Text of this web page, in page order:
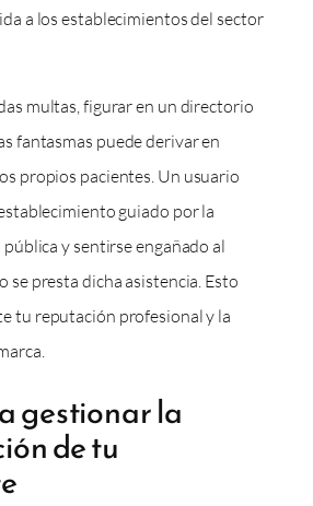
a los establecimientos del sector
multas, figurar en un directorio
fantasmas puede derivar en
propios pacientes. Un usuario
guiado por la
y sentirse engañado al
se presta dicha asistencia. Esto
tu reputación profesional y la
gestionar la
de tu